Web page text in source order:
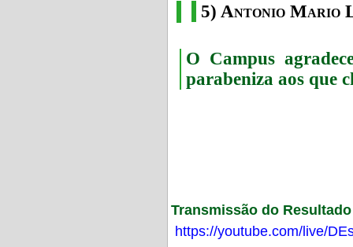
5) Antonio Mario
O Campus
parabeniza aos que
Transmissão do
https://youtube.com/live/